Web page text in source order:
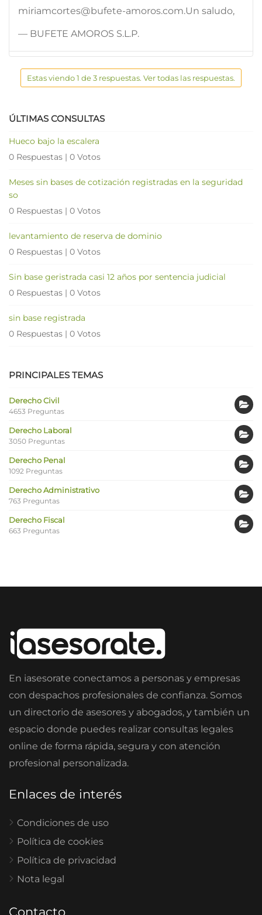
miriamcortes@bufete-amoros.com.Un saludo,
— BUFETE AMOROS S.L.P.
Estas viendo 1 de 3 respuestas. Ver todas las respuestas.
ÚLTIMAS CONSULTAS
Hueco bajo la escalera
0 Respuestas | 0 Votos
Meses sin bases de cotización registradas en la seguridad
so
0 Respuestas | 0 Votos
levantamiento de reserva de dominio
0 Respuestas | 0 Votos
Sin base geristrada casi 12 años por sentencia judicial
0 Respuestas | 0 Votos
sin base registrada
0 Respuestas | 0 Votos
PRINCIPALES TEMAS
Derecho Civil
4653 Preguntas
Derecho Laboral
3050 Preguntas
Derecho Penal
1092 Preguntas
Derecho Administrativo
763 Preguntas
Derecho Fiscal
663 Preguntas
En iasesorate conectamos a personas y empresas
con despachos profesionales de confianza. Somos
un directorio de asesores y abogados, y también un
espacio donde puedes realizar consultas legales
online de forma rápida, segura y con atención
profesional personalizada.
Enlaces de interés
Condiciones de uso
Política de cookies
Política de privacidad
Nota legal
Contacto